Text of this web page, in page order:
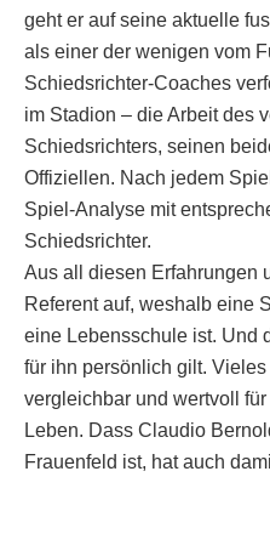
geht er auf seine aktuelle
als einer der wenigen vom
Schiedsrichter-Coaches
im Stadion – die Arbeit des
Schiedsrichters, seinen
Offiziellen. Nach jedem
Spiel-Analyse mit
Schiedsrichter.
Aus all diesen Erfahrungen
Referent auf, weshalb eine
eine Lebensschule ist. Und
für ihn persönlich gilt.
vergleichbar und wertvoll
Leben. Dass Claudio
Frauenfeld ist, hat auch